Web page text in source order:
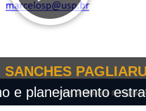
SANCHES
e planejamento